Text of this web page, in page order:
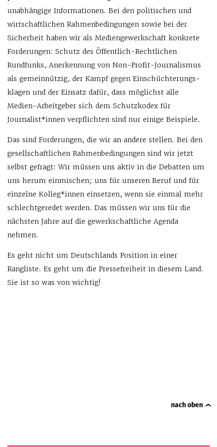
unabhängige Informationen. Bei den politischen und
wirtschaftlichen Rahmenbedingungen sowie bei der
Sicherheit haben wir als Mediengewerkschaft konkrete
Forderungen: Schutz des Öffentlich-Rechtlichen
Rundfunks, Anerkennung von Non-Profit-Journalismus
als gemeinnützig, der Kampf gegen Einschüchterungs-
klagen und der Einsatz dafür, dass möglichst alle
Medien-Arbeitgeber sich dem Schutzkodex für
Journalist*innen verpflichten sind nur einige Beispiele.
Das sind Forderungen, die wir an andere stellen. Bei den
gesellschaftlichen Rahmenbedingungen sind wir jetzt
selbst gefragt: Wir müssen uns aktiv in die Debatten um
uns herum einmischen; uns für unseren Beruf und für
einzelne Kolleg*innen einsetzen, wenn sie einmal mehr
schlechtgeredet werden. Das müssen wir uns für die
nächsten Jahre auf die gewerkschaftliche Agenda
nehmen.
Es geht nicht um Deutschlands Position in einer
Rangliste. Es geht um die Pressefreiheit in diesem Land.
Sie ist so was von wichtig!
nach oben